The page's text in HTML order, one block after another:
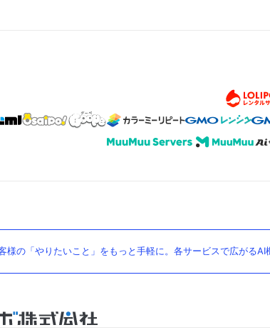
様の「やりたいこと」をもっと手軽に。各サービスで広がるAI